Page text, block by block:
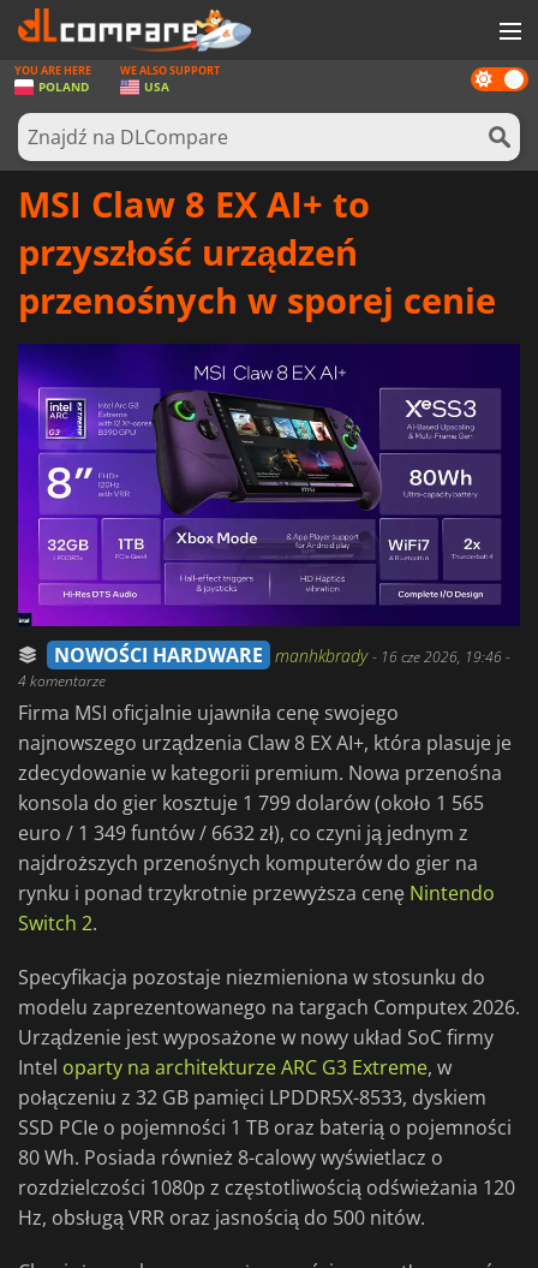
GRY
KARTY DO GIER
OPROGRAMOWANIE
SPRZĘT KOMPUTEROWY
AKTUALNOŚCI
ZALOGUJ SIĘ LUB ZAREJESTRUJ
Dark
mode
YOU ARE HERE
POLAND
WE ALSO SUPPORT
USA
MSI Claw 8 EX AI+ to
przyszłość urządzeń
przenośnych w sporej cenie
NOWOŚCI HARDWARE manhkbrady- 16 cze 2026, 19:46-
4 komentarze
Firma MSI oficjalnie ujawniła cenę swojego
najnowszego urządzenia Claw 8 EX AI+, która plasuje je
zdecydowanie w kategorii premium. Nowa przenośna
konsola do gier kosztuje 1 799 dolarów (około 1 565
euro / 1 349 funtów / 6632 zł), co czyni ją jednym z
najdroższych przenośnych komputerów do gier na
rynku i ponad trzykrotnie przewyższa cenę Nintendo
Switch 2.
Specyfikacja pozostaje niezmieniona w stosunku do
modelu zaprezentowanego na targach Computex 2026.
Urządzenie jest wyposażone w nowy układ SoC firmy
Intel oparty na architekturze ARC G3 Extreme, w
połączeniu z 32 GB pamięci LPDDR5X-8533, dyskiem
SSD PCIe o pojemności 1 TB oraz baterią o pojemności
80 Wh. Posiada również 8-calowy wyświetlacz o
rozdzielczości 1080p z częstotliwością odświeżania 120
Hz, obsługą VRR oraz jasnością do 500 nitów.